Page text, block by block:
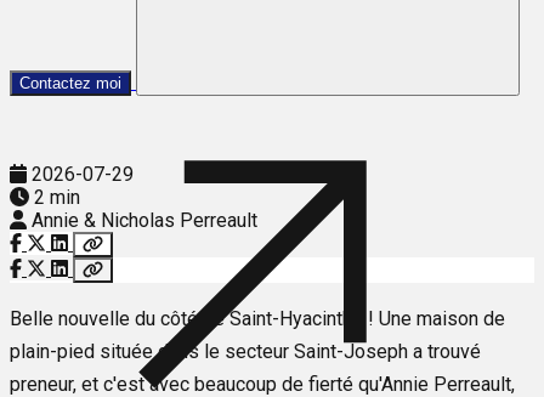
Contactez moi
2026-07-29
2 min
Annie & Nicholas Perreault
Belle nouvelle du côté de Saint-Hyacinthe ! Une maison de
plain-pied située dans le secteur Saint-Joseph a trouvé
preneur, et c'est avec beaucoup de fierté qu'Annie Perreault,